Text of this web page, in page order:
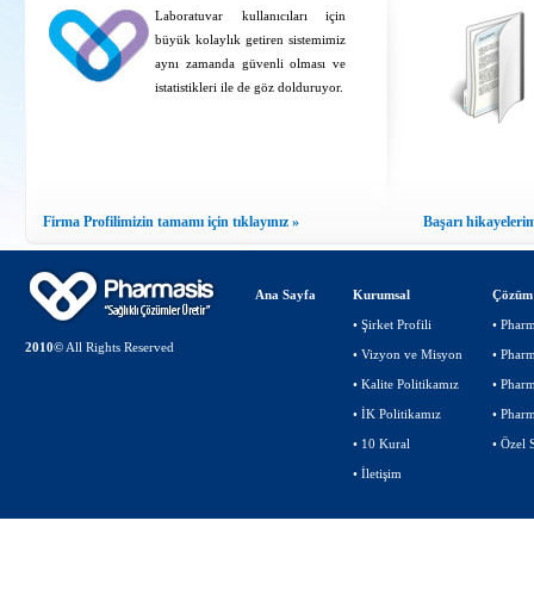
Laboratuvar kullanıcıları için
büyük kolaylık getiren sistemimiz
aynı zamanda güvenli olması ve
istatistikleri ile de göz dolduruyor.
Firma Profilimizin tamamı için tıklayınız » Başarı
2010© All Rights Reserved
Ana Sayfa Kurumsal
• Şirket Profili
• Vizyon ve Misyon
• Kalite Politikamız
• İK Politikamız
• 10 Kural
• İletişim
•
•
•
•
• Özel